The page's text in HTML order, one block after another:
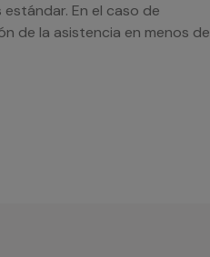
En el caso de
de la asistencia en menos de